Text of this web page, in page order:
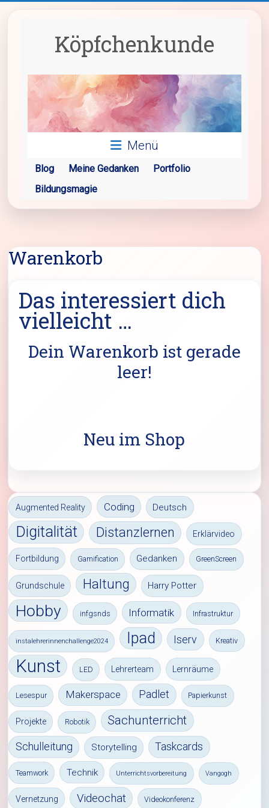
Köpfchenkunde
Menü
Blog Meine Gedanken
Portfolio
Bildungsmagie
Warenkorb
Das interessiert dich
vielleicht …
Dein Warenkorb ist gerade
leer!
Neu im Shop
Augmented Reality Coding Deutsch
Digitalität Distanzlernen Erklärvideo
Fortbildung Gamification Gedanken GreenScreen
Grundschule Haltung Harry Potter
Hobby infgsnds Informatik Infrastruktur
instalehrerinnenchallenge2024 Ipad Iserv Kreativ
Kunst LED Lehrerteam Lernräume
Lesespur Makerspace Padlet Papierkunst
Projekte Robotik Sachunterricht
Schulleitung Storytelling Taskcards
Teamwork Technik Unterrichtsvorbereitung Vangogh
Vernetzung Videochat Videokonferenz